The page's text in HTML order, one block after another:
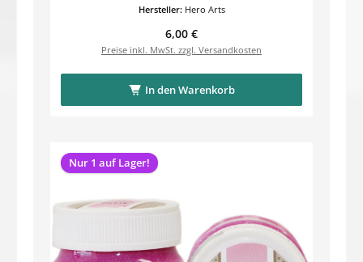
Hersteller: Hero Arts
Regulärer Preis:
6,00 €
Preise inkl. MwSt. zzgl. Versandkosten
In den Warenkorb
Nur 1 auf Lager!